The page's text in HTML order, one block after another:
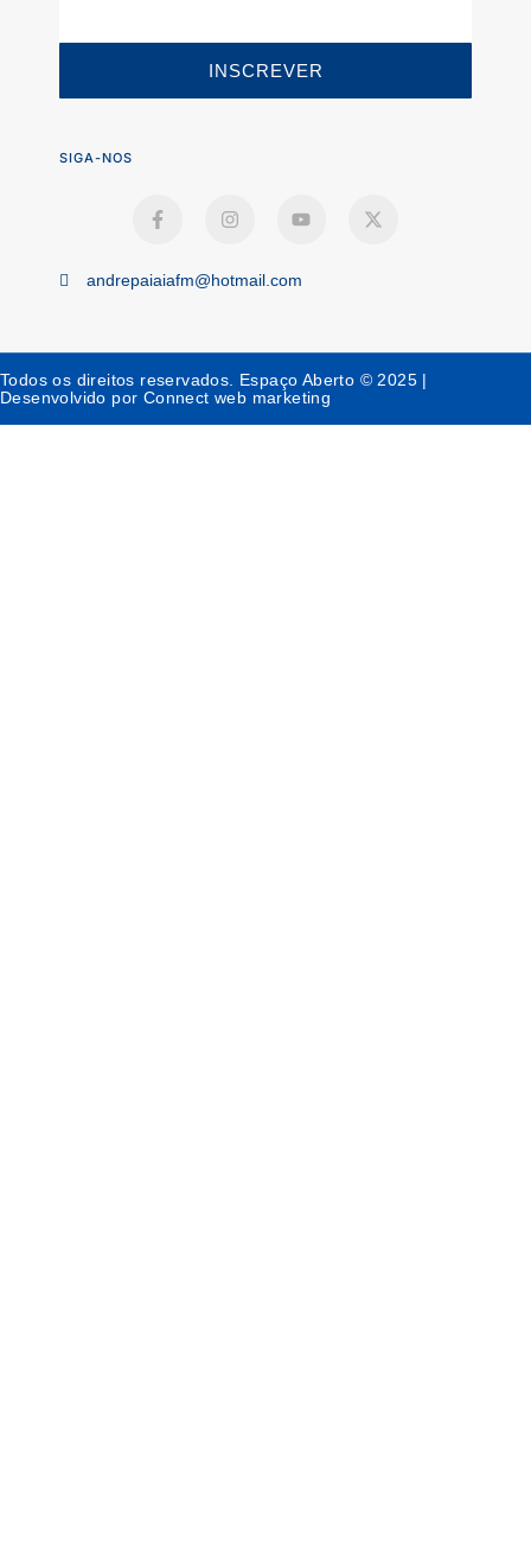
INSCREVER
SIGA-NOS
andrepaiaiafm@hotmail.com
Todos os direitos reservados. Espaço Aberto © 2025 |
Desenvolvido por Connect web marketing